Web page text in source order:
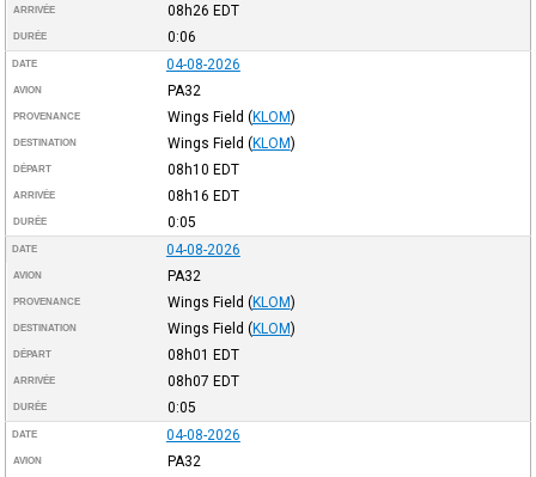
ARRIVÉE 08h26 EDT
DURÉE 0:06
DATE 04-08-2026
AVION PA32
PROVENANCE Wings Field (KLOM)
DESTINATION Wings Field (KLOM)
DÉPART 08h10 EDT
ARRIVÉE 08h16 EDT
DURÉE 0:05
DATE 04-08-2026
AVION PA32
PROVENANCE Wings Field (KLOM)
DESTINATION Wings Field (KLOM)
DÉPART 08h01 EDT
ARRIVÉE 08h07 EDT
DURÉE 0:05
DATE 04-08-2026
AVION PA32